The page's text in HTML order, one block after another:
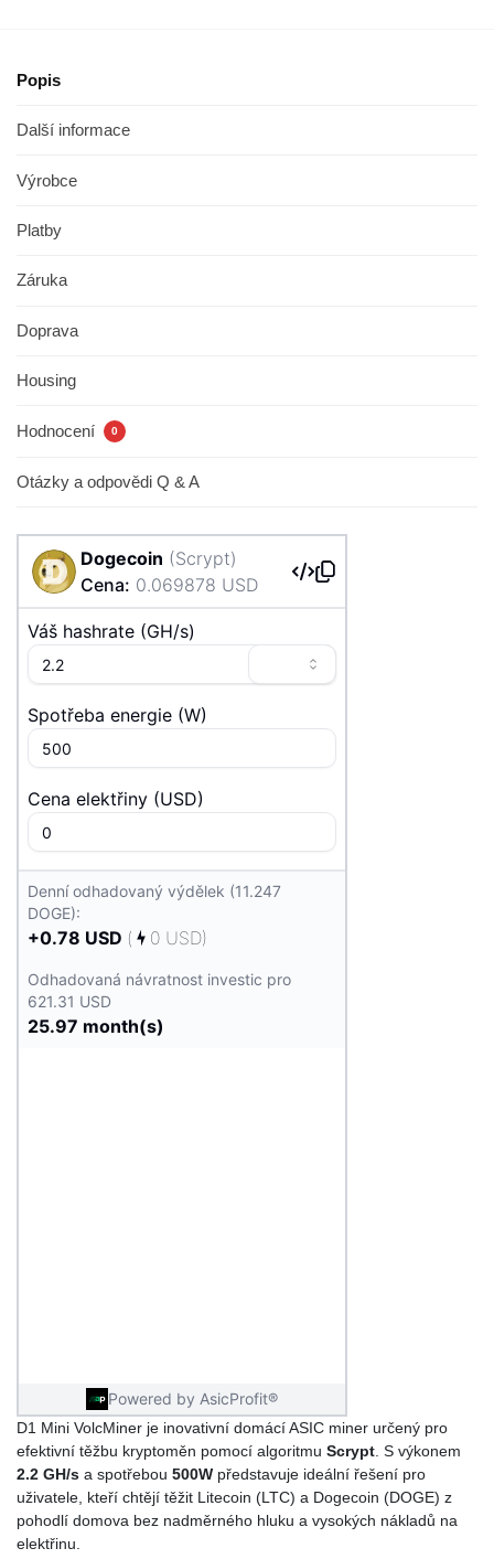
Popis
Další informace
Výrobce
Platby
Záruka
Doprava
Housing
Hodnocení 0
Otázky a odpovědi Q & A
D1 Mini VolcMiner je inovativní domácí ASIC miner určený pro
efektivní těžbu kryptoměn pomocí algoritmu Scrypt . S výkonem
2.2 GH/s a spotřebou 500W představuje ideální řešení pro
uživatele, kteří chtějí těžit Litecoin (LTC) a Dogecoin (DOGE) z
pohodlí domova bez nadměrného hluku a vysokých nákladů na
elektřinu.